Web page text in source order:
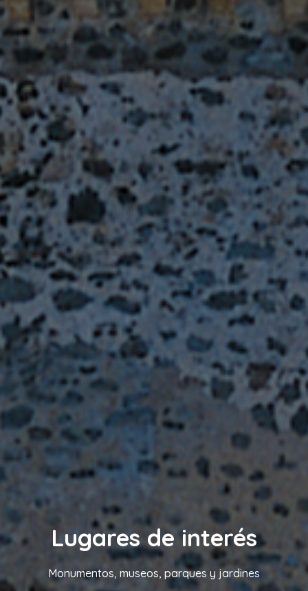
Lugares de interés
Monumentos, museos, parques y jardines